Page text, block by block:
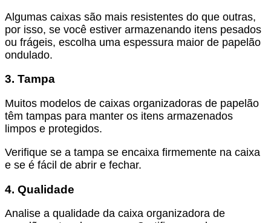
Algumas caixas são mais resistentes do que outras,
por isso, se você estiver armazenando itens pesados
ou frágeis, escolha uma espessura maior de papelão
ondulado.
3. Tampa
Muitos modelos de caixas organizadoras de papelão
têm tampas para manter os itens armazenados
limpos e protegidos.
Verifique se a tampa se encaixa firmemente na caixa
e se é fácil de abrir e fechar.
4. Qualidade
Analise a qualidade da caixa organizadora de